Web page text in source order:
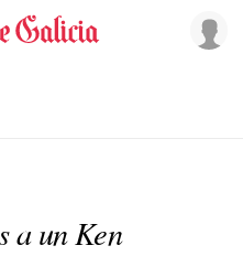
a un Ken